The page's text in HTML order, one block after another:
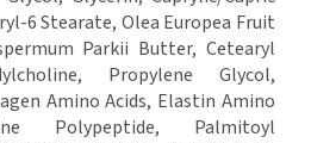
6 Stearate, Olea Europea Fruit
Parkii Butter, Cetearyl
Propylene Glycol,
Amino Acids, Elastin Amino
Polypeptide, Palmitoyl